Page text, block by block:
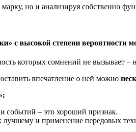
но и анализируя собственно
с высокой степени вероятности
которых сомнений не вызывает –
впечатление о ней можно
событий – это хороший признак.
лучшему и применение передовых